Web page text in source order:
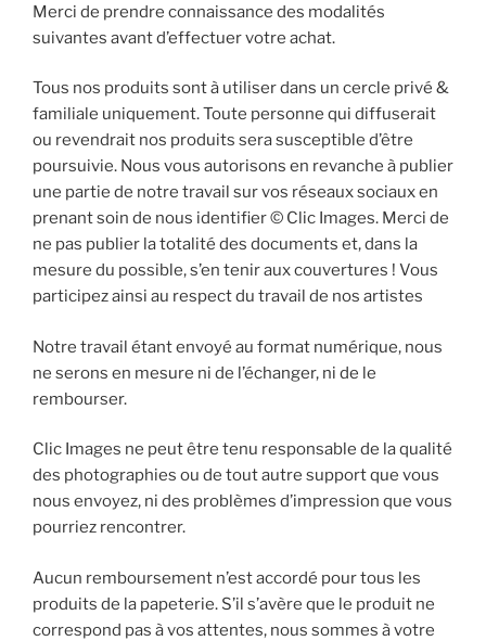
Merci de prendre connaissance des modalités
suivantes avant d’effectuer votre achat.
Tous nos produits sont à utiliser dans un cercle privé &
familiale uniquement. Toute personne qui diffuserait
ou revendrait nos produits sera susceptible d’être
poursuivie. Nous vous autorisons en revanche à publier
une partie de notre travail sur vos réseaux sociaux en
prenant soin de nous identifier © Clic Images. Merci de
ne pas publier la totalité des documents et, dans la
mesure du possible, s’en tenir aux couvertures ! Vous
participez ainsi au respect du travail de nos artistes
Notre travail étant envoyé au format numérique, nous
ne serons en mesure ni de l’échanger, ni de le
rembourser.
Clic Images ne peut être tenu responsable de la qualité
des photographies ou de tout autre support que vous
nous envoyez, ni des problèmes d’impression que vous
pourriez rencontrer.
Aucun remboursement n’est accordé pour tous les
produits de la papeterie. S’il s’avère que le produit ne
correspond pas à vos attentes, nous sommes à votre